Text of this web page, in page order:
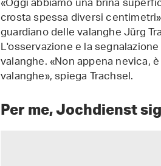
crosta spessa diversi
guardiano delle valanghe Jürg
L'osservazione e la
valanghe. «Non appena
valanghe», spiega Trachsel.
Per me, Jochdienst